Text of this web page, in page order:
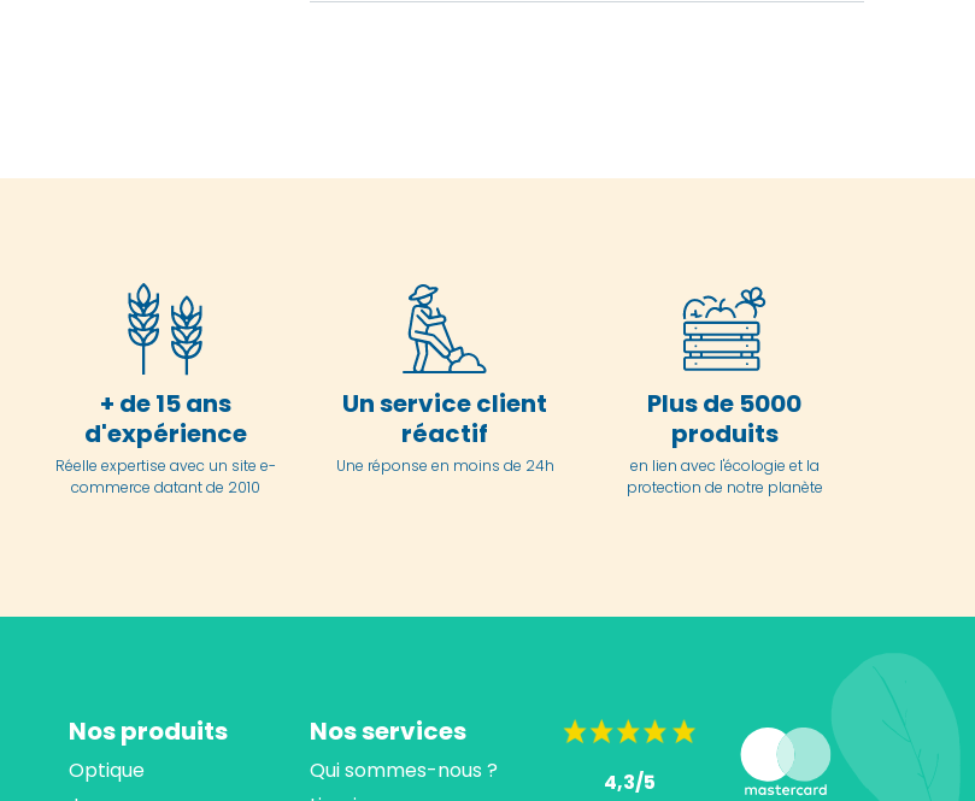
+ de 15 ans
d'expérience
Réelle expertise avec un site e-
commerce datant de 2010
Un service client
réactif
Une réponse en moins de 24h
Plus de 5000
produits
en lien avec l'écologie et la
protection de notre planète
Nos produits
Optique
Nos services
Qui sommes-nous ?
4,3/5